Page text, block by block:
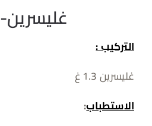
التركيب :
غليسرين 1.3 غ
الاستطباب: